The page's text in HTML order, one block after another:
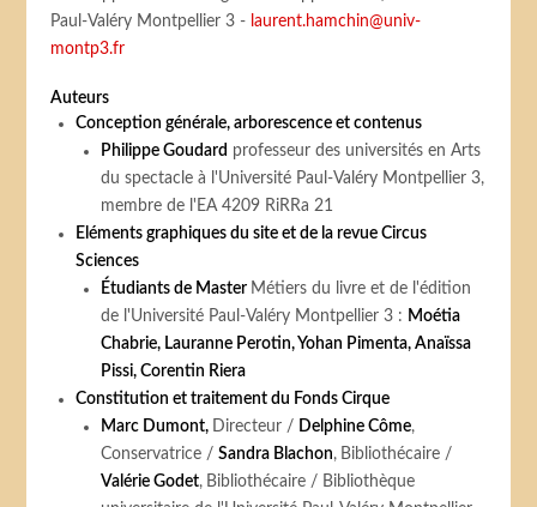
Paul-Valéry Montpellier 3 - laurent.hamchin@univ-
montp3.fr
Auteurs
Conception générale, arborescence et contenus
Philippe Goudard professeur des universités en Arts
du spectacle à l'Université Paul-Valéry Montpellier 3,
membre de l'EA 4209 RiRRa 21
Eléments graphiques du site et de la revue Circus
Sciences
Étudiants de Master Métiers du livre et de l'édition
de l'Université Paul-Valéry Montpellier 3 : Moétia
Chabrie, Lauranne Perotin, Yohan Pimenta, Anaïssa
Pissi, Corentin Riera
Constitution et traitement du Fonds Cirque
Marc Dumont, Directeur / Delphine Côme,
Conservatrice /Sandra Blachon, Bibliothécaire /
Valérie Godet, Bibliothécaire / Bibliothèque